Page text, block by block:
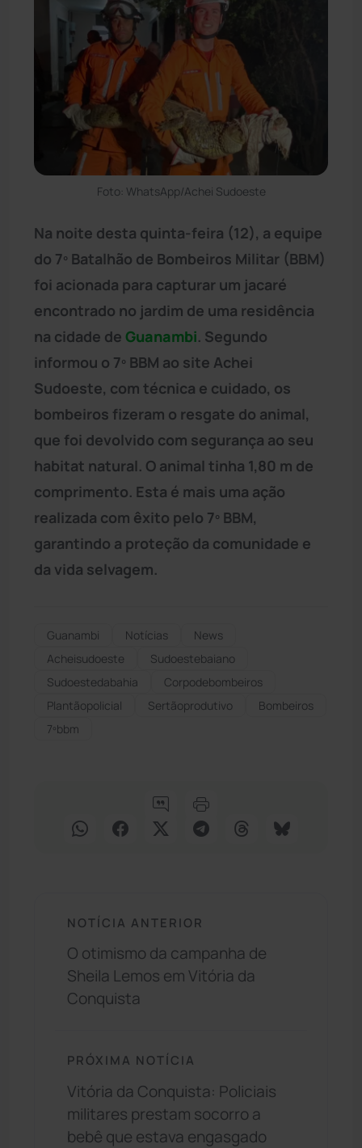
Foto: WhatsApp/Achei Sudoeste
Na noite desta quinta-feira (12), a equipe
do 7º Batalhão de Bombeiros Militar (BBM)
foi acionada para capturar um jacaré
encontrado no jardim de uma residência
na cidade de Guanambi. Segundo
informou o 7º BBM ao site Achei
Sudoeste, com técnica e cuidado, os
bombeiros fizeram o resgate do animal,
que foi devolvido com segurança ao seu
habitat natural. O animal tinha 1,80 m de
comprimento. Esta é mais uma ação
realizada com êxito pelo 7º BBM,
garantindo a proteção da comunidade e
da vida selvagem.
Guanambi Notícias
News
Acheisudoeste
Sudoestebaiano
Sudoestedabahia
Corpodebombeiros
Plantãopolicial
Sertãoprodutivo
Bombeiros
7ºbbm
NOTÍCIA ANTERIOR
O otimismo da campanha de
Sheila Lemos em Vitória da
Conquista
PRÓXIMA NOTÍCIA
Vitória da Conquista: Policiais
militares prestam socorro a
bebê que estava engasgado